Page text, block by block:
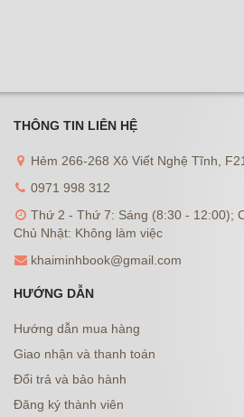
THÔNG TIN LIÊN HỆ
Hẻm 266-268 Xô Viết Nghệ Tĩnh,
0971 998 312
Thứ 2 - Thứ 7: Sáng (8:30 - 12:00);
Chủ Nhật: Không làm việc
khaiminhbook@gmail.com
HƯỚNG DẪN
Hướng dẫn mua hàng
Giao nhận và thanh toán
Đổi trả và bảo hành
Đăng ký thành viên